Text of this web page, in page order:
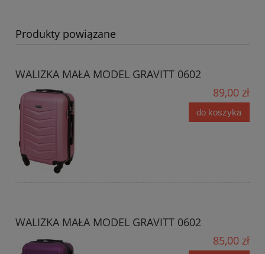
Produkty powiązane
WALIZKA MAŁA MODEL GRAVITT 0602
89,00 zł
do koszyka
WALIZKA MAŁA MODEL GRAVITT 0602
85,00 zł